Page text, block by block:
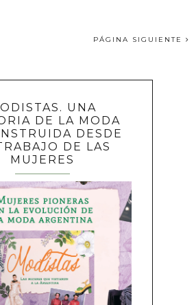
PÁGINA SIGUIENTE
UNA
DE LA MODA
DESDE
DE LAS
MUJERES